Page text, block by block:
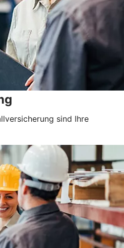
sind Ihre